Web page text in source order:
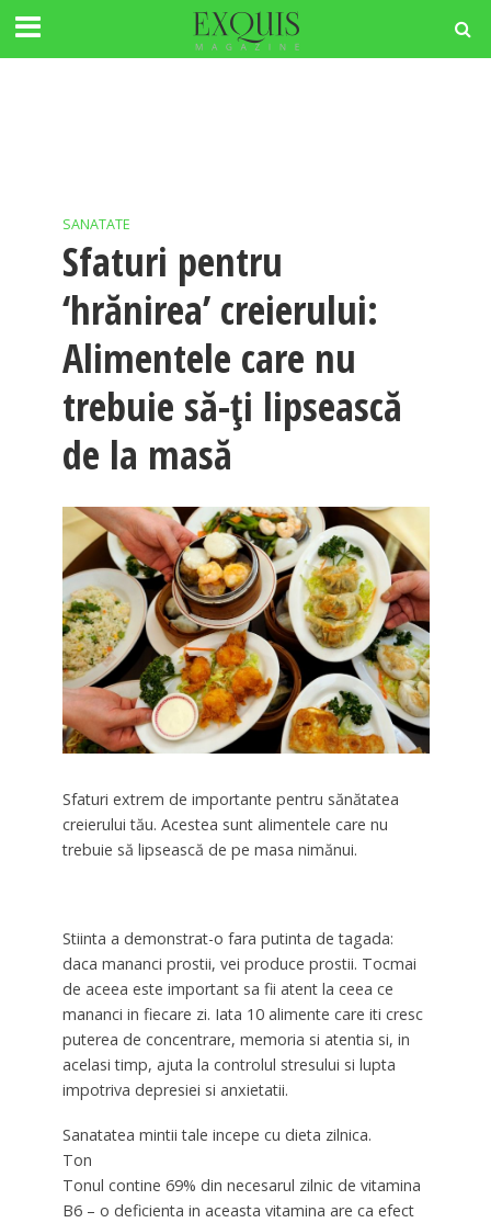
SANATATE
Sfaturi pentru
‘hrănirea’ creierului:
Alimentele care nu
trebuie să-ți lipsească
de la masă
Sfaturi extrem de importante pentru sănătatea
creierului tău. Acestea sunt alimentele care nu
trebuie să lipsească de pe masa nimănui.
Stiinta a demonstrat-o fara putinta de tagada:
daca mananci prostii, vei produce prostii. Tocmai
de aceea este important sa fii atent la ceea ce
mananci in fiecare zi. Iata 10 alimente care iti cresc
puterea de concentrare, memoria si atentia si, in
acelasi timp, ajuta la controlul stresului si lupta
impotriva depresiei si anxietatii.
Sanatatea mintii tale incepe cu dieta zilnica.
Ton
Tonul contine 69% din necesarul zilnic de vitamina
B6 – o deficienta in aceasta vitamina are ca efect